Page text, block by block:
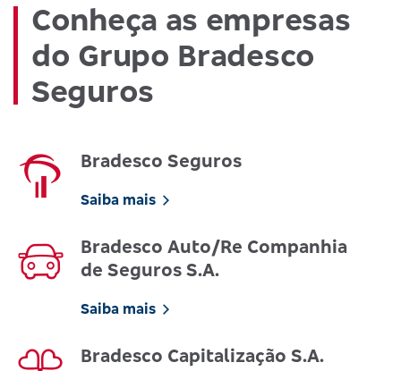
Conheça as empresas
do Grupo Bradesco
Seguros
Bradesco Seguros
Saiba mais
Bradesco Auto/Re Companhia
de Seguros S.A.
Saiba mais
Bradesco Capitalização S.A.